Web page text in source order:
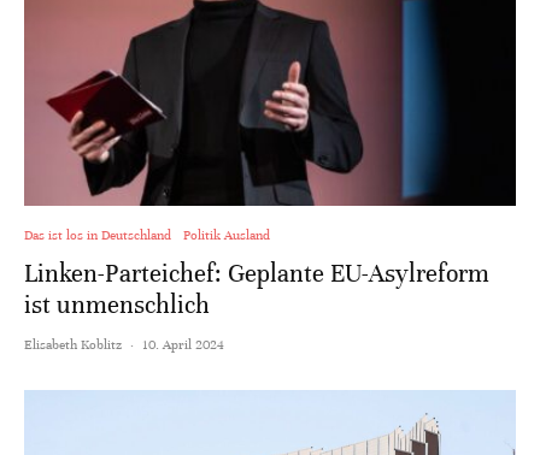
Das ist los in Deutschland Politik Ausland
Linken-Parteichef: Geplante EU-Asylreform
ist unmenschlich
Elisabeth Koblitz · 10. April 2024